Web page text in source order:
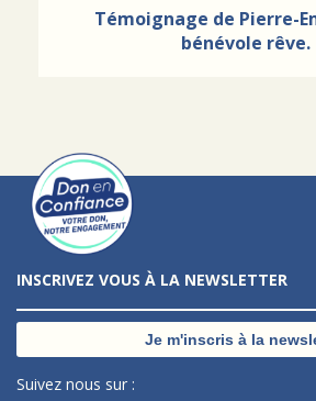
Témoignage de Pierre-
bénévole rêve.
INSCRIVEZ VOUS À LA NEWSLETTER
Je m'inscris à la
Suivez nous sur :